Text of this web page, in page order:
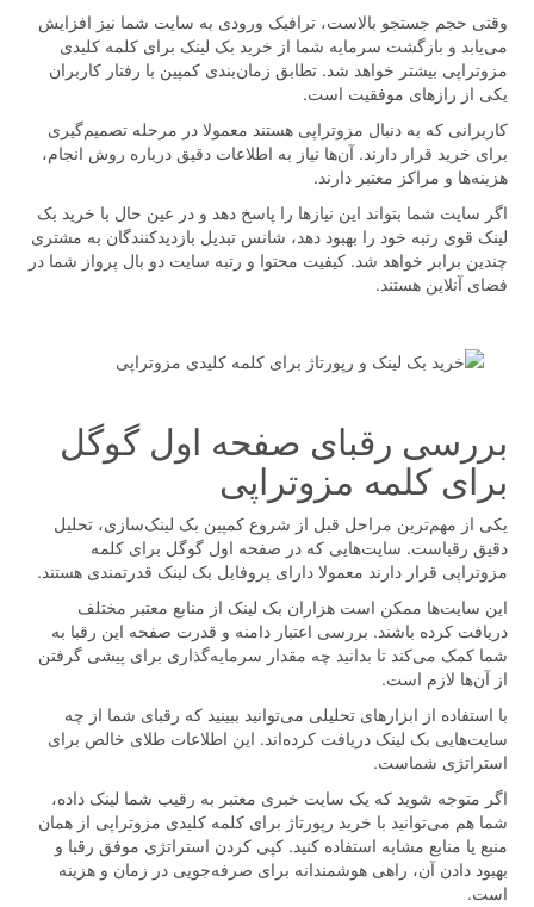
وقتی حجم جستجو بالاست، ترافیک ورودی به سایت شما نیز افزایش
می‌یابد و بازگشت سرمایه شما از خرید بک لینک برای کلمه کلیدی
مزوتراپی بیشتر خواهد شد. تطابق زمان‌بندی کمپین با رفتار کاربران
یکی از رازهای موفقیت است.
کاربرانی که به دنبال مزوتراپی هستند معمولا در مرحله تصمیم‌گیری
برای خرید قرار دارند. آن‌ها نیاز به اطلاعات دقیق درباره روش انجام،
هزینه‌ها و مراکز معتبر دارند.
اگر سایت شما بتواند این نیازها را پاسخ دهد و در عین حال با خرید بک
لینک قوی رتبه خود را بهبود دهد، شانس تبدیل بازدیدکنندگان به مشتری
چندین برابر خواهد شد. کیفیت محتوا و رتبه سایت دو بال پرواز شما در
فضای آنلاین هستند.
بررسی رقبای صفحه اول گوگل
برای کلمه مزوتراپی
یکی از مهم‌ترین مراحل قبل از شروع کمپین بک لینک‌سازی، تحلیل
دقیق رقباست. سایت‌هایی که در صفحه اول گوگل برای کلمه
مزوتراپی قرار دارند معمولا دارای پروفایل بک لینک قدرتمندی هستند.
این سایت‌ها ممکن است هزاران بک لینک از منابع معتبر مختلف
دریافت کرده باشند. بررسی اعتبار دامنه و قدرت صفحه این رقبا به
شما کمک می‌کند تا بدانید چه مقدار سرمایه‌گذاری برای پیشی گرفتن
از آن‌ها لازم است.
با استفاده از ابزارهای تحلیلی می‌توانید ببینید که رقبای شما از چه
سایت‌هایی بک لینک دریافت کرده‌اند. این اطلاعات طلای خالص برای
استراتژی شماست.
اگر متوجه شوید که یک سایت خبری معتبر به رقیب شما لینک داده،
شما هم می‌توانید با خرید رپورتاژ برای کلمه کلیدی مزوتراپی از همان
منبع یا منابع مشابه استفاده کنید. کپی کردن استراتژی موفق رقبا و
بهبود دادن آن، راهی هوشمندانه برای صرفه‌جویی در زمان و هزینه
است.